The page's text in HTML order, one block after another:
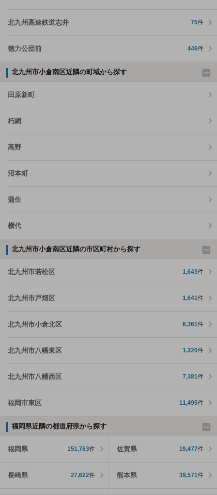
北九州高速鉄道志井 75件
徳力公団前 446件
北九州市小倉南区近隣の町域から探す
田原新町
朽網
高野
沼本町
蒲生
横代
北九州市小倉南区近隣の市区町村から探す
北九州市若松区 1,643件
北九州市戸畑区 1,641件
北九州市小倉北区 6,361件
北九州市八幡東区 1,320件
北九州市八幡西区 7,381件
福岡市東区 11,495件
福岡県近隣の都道府県から探す
福岡県 151,763件 佐賀県 19,477件
長崎県 27,622件 熊本県 39,571件